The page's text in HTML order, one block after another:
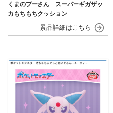
くまのプーさん スーパーギガザッ
カもちもちクッション